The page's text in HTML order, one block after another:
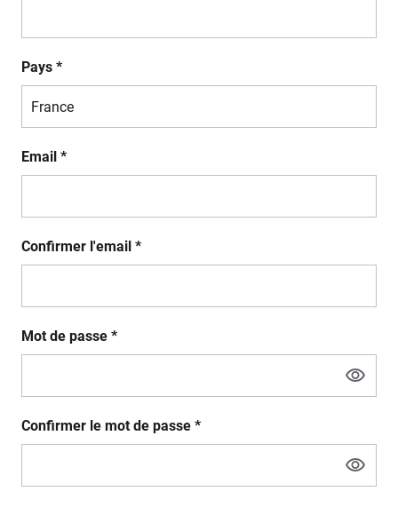
Pays *
Email *
Confirmer l'email *
Mot de passe *
Confirmer le mot de passe *